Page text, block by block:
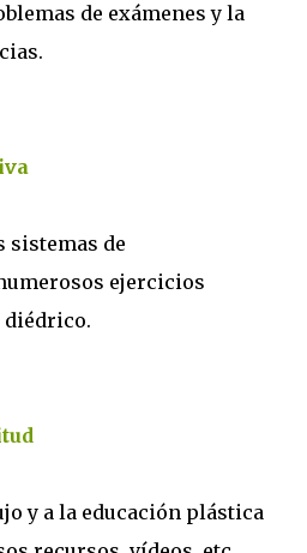
de exámenes y la
sistemas de
ejercicios
diédrico.
y a la educación plástica